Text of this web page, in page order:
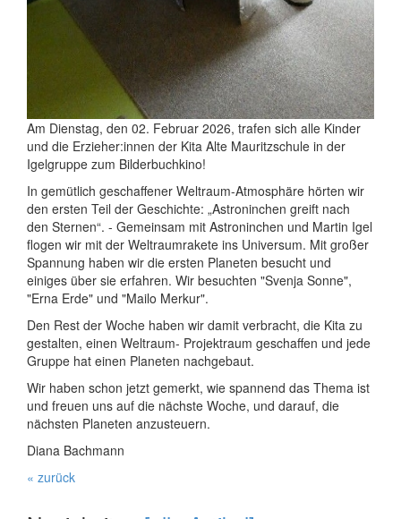
Am Dienstag, den 02. Februar 2026, trafen sich alle Kinder
und die Erzieher:innen der Kita Alte Mauritzschule in der
Igelgruppe zum Bilderbuchkino!
In gemütlich geschaffener Weltraum-Atmosphäre hörten wir
den ersten Teil der Geschichte: „Astroninchen greift nach
den Sternen“. - Gemeinsam mit Astroninchen und Martin Igel
flogen wir mit der Weltraumrakete ins Universum. Mit großer
Spannung haben wir die ersten Planeten besucht und
einiges über sie erfahren. Wir besuchten "Svenja Sonne",
"Erna Erde" und "Mailo Merkur".
Den Rest der Woche haben wir damit verbracht, die Kita zu
gestalten, einen Weltraum- Projektraum geschaffen und jede
Gruppe hat einen Planeten nachgebaut.
Wir haben schon jetzt gemerkt, wie spannend das Thema ist
und freuen uns auf die nächste Woche, und darauf, die
nächsten Planeten anzusteuern.
Diana Bachmann
« zurück